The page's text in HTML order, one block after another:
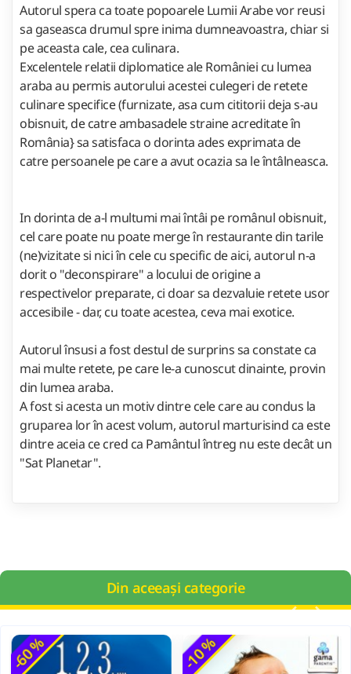
Autorul spera ca toate popoarele Lumii Arabe vor reusi
sa gaseasca drumul spre inima dumneavoastra, chiar si
pe aceasta cale, cea culinara.
Excelentele relatii diplomatice ale României cu lumea
araba au permis autorului acestei culegeri de retete
culinare specifice (furnizate, asa cum cititorii deja s-au
obisnuit, de catre ambasadele straine acreditate în
România} sa satisfaca o dorinta ades exprimata de
catre persoanele pe care a avut ocazia sa le întâlneasca.
In dorinta de a-l multumi mai întâi pe românul obisnuit,
cel care poate nu poate merge în restaurante din tarile
(ne)vizitate si nici în cele cu specific de aici, autorul n-a
dorit o "deconspirare" a locului de origine a
respectivelor preparate, ci doar sa dezvaluie retete usor
accesibile - dar, cu toate acestea, ceva mai exotice.
Autorul însusi a fost destul de surprins sa constate ca
mai multe retete, pe care le-a cunoscut dinainte, provin
din lumea araba.
A fost si acesta un motiv dintre cele care au condus la
gruparea lor în acest volum, autorul marturisind ca este
dintre aceia ce cred ca Pamântul întreg nu este decât un
"Sat Planetar".
Din aceeași categorie
-60 % -10 %